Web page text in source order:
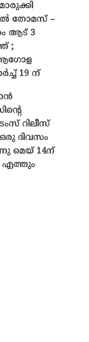
തോമസ് –
ആട് 3
;
ആഗോള
19 ന്
റിലീസ്
ഒരു ദിവസം
മെയ് 14ന്
എത്തും